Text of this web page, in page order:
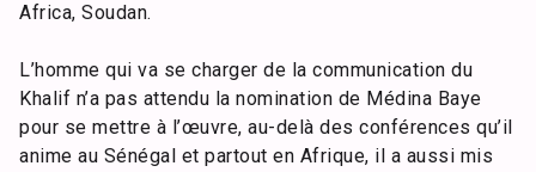
Africa, Soudan.
L’homme qui va se charger de la communication du
Khalif n’a pas attendu la nomination de Médina Baye
pour se mettre à l’œuvre, au-delà des conférences qu’il
anime au Sénégal et partout en Afrique, il a aussi mis